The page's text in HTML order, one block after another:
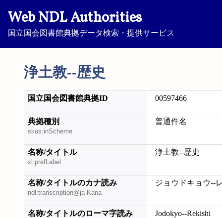
Web NDL Authorities
国立国会図書館典拠データ検索・提供サービス
浄土教--歴史
国立国会図書館典拠ID 00597466
典拠種別
skos:inScheme
普通件名
名称/タイトル
xl:prefLabel
浄土教--歴史
名称/タイトルのカナ読み
ndl:transcription@ja-Kana
ジョウドキョウ--
名称/タイトルのローマ字読み Jodokyo--Rekishi